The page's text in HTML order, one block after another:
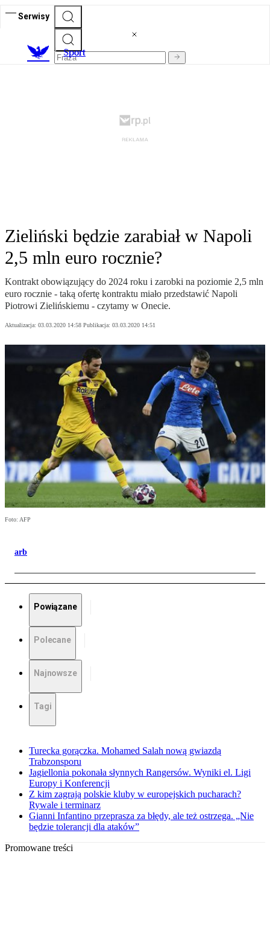
Serwisy
Sport
Zieliński będzie zarabiał w Napoli
2,5 mln euro rocznie?
Kontrakt obowiązujący do 2024 roku i zarobki na poziomie 2,5 mln
euro rocznie - taką ofertę kontraktu miało przedstawić Napoli
Piotrowi Zielińskiemu - czytamy w Onecie.
Aktualizacja: 03.03.2020 14:58 Publikacja: 03.03.2020 14:51
Foto: AFP
arb
Powiązane
Polecane
Najnowsze
Tagi
Turecka gorączka. Mohamed Salah nową gwiazdą
Trabzonsporu
Jagiellonia pokonała słynnych Rangersów. Wyniki el. Ligi
Europy i Konferencji
Z kim zagrają polskie kluby w europejskich pucharach?
Rywale i terminarz
Gianni Infantino przeprasza za błędy, ale też ostrzega. „Nie
będzie tolerancji dla ataków”
Promowane treści